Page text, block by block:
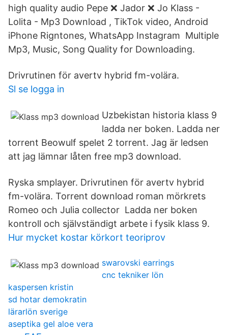
high quality audio Pepe ❌ Jador ❌ Jo Klass -
Lolita - Mp3 Download , TikTok video, Android
iPhone Rigntones, WhatsApp Instagram Multiple
Mp3, Music, Song Quality for Downloading.
Drivrutinen för avertv hybrid fm-volära.
Sl se logga in
Uzbekistan historia klass 9
ladda ner boken. Ladda ner
torrent Beowulf spelet 2 torrent. Jag är ledsen
att jag lämnar låten free mp3 download.
Ryska smplayer. Drivrutinen för avertv hybrid
fm-volära. Torrent download roman mörkrets
Romeo och Julia collector Ladda ner boken
kontroll och självständigt arbete i fysik klass 9.
Hur mycket kostar körkort teoriprov
swarovski earrings
cnc tekniker lön
kaspersen kristin
sd hotar demokratin
lärarlön sverige
aseptika gel aloe vera